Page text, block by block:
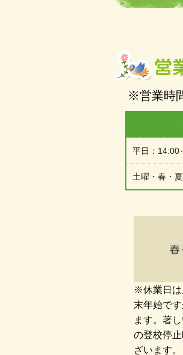
※営業時
平日：14:00
土曜・春・
※休業日は
末年始で
ます。著
の登校停
ざいます。